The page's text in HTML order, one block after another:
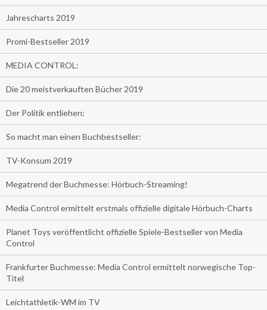
Jahrescharts 2019
Promi-Bestseller 2019
MEDIA CONTROL:
Die 20 meistverkauften Bücher 2019
Der Politik entliehen:
So macht man einen Buchbestseller:
TV-Konsum 2019
Megatrend der Buchmesse: Hörbuch-Streaming!
Media Control ermittelt erstmals offizielle digitale Hörbuch-Charts
Planet Toys veröffentlicht offizielle Spiele-Bestseller von Media
Control
Frankfurter Buchmesse: Media Control ermittelt norwegische Top-
Titel
Leichtathletik-WM im TV